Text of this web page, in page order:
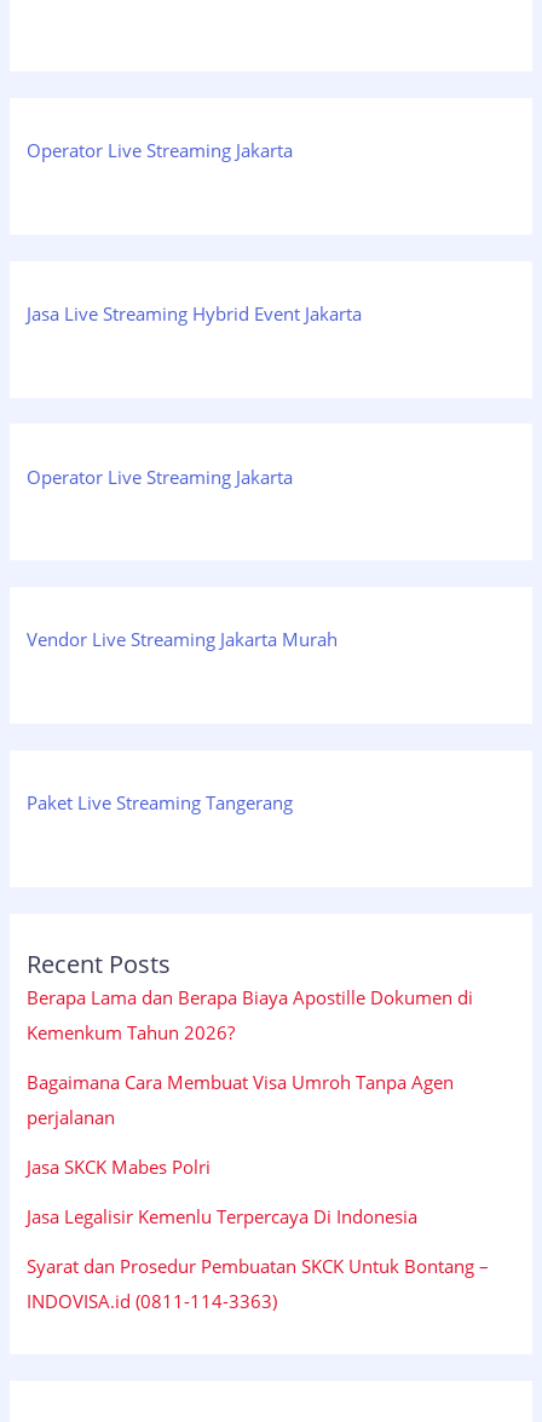
Operator Live Streaming Jakarta
Jasa Live Streaming Hybrid Event Jakarta
Operator Live Streaming Jakarta
Vendor Live Streaming Jakarta Murah
Paket Live Streaming Tangerang
Recent Posts
Berapa Lama dan Berapa Biaya Apostille Dokumen di
Kemenkum Tahun 2026?
Bagaimana Cara Membuat Visa Umroh Tanpa Agen
perjalanan
Jasa SKCK Mabes Polri
Jasa Legalisir Kemenlu Terpercaya Di Indonesia
Syarat dan Prosedur Pembuatan SKCK Untuk Bontang –
INDOVISA.id (0811-114-3363)